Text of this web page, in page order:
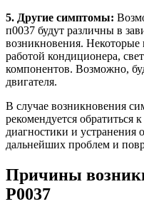
5. Другие симптомы:
п0037 будут различны в
возникновения.
работой кондиционера,
компонентов. Возможно,
двигателя.
В случае возникновения
рекомендуется обратиться
диагностики и
дальнейших проблем и
Причины
P0037